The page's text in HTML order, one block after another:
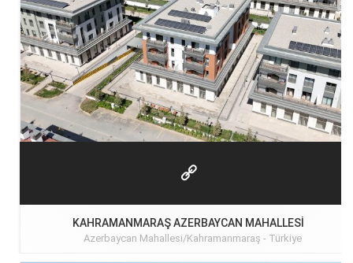
KAHRAMANMARAŞ AZERBAYCAN MAHALLESI
Azerbaycan Mahallesi/Kahramanmaraş - Türkiye